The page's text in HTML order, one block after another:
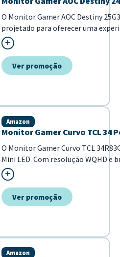
O Monitor Gamer AOC Destiny
projetado para oferecer uma
Com um design focado em
imagens nítidas e uma resposta
mais exigentes. - Tela de 24,5
Ver promoção
Monitor Gamer Curvo TCL 34
Amazon
O Monitor Gamer Curvo TCL
Mini LED. Com resolução WQHD
conteúdos multimídia. - Taxa d...
Ver promoção
Amazon